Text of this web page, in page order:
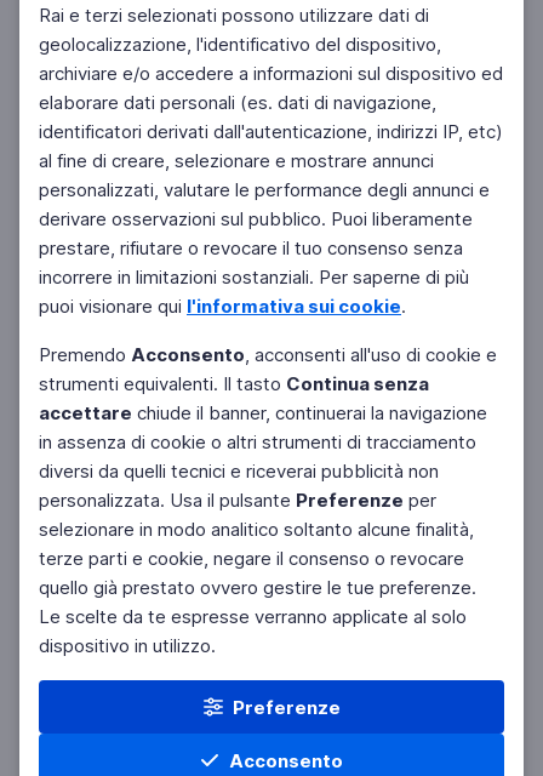
Rai e terzi selezionati possono utilizzare dati di
geolocalizzazione, l'identificativo del dispositivo,
archiviare e/o accedere a informazioni sul dispositivo ed
elaborare dati personali (es. dati di navigazione,
identificatori derivati dall'autenticazione, indirizzi IP, etc)
al fine di creare, selezionare e mostrare annunci
personalizzati, valutare le performance degli annunci e
derivare osservazioni sul pubblico. Puoi liberamente
prestare, rifiutare o revocare il tuo consenso senza
incorrere in limitazioni sostanziali. Per saperne di più
puoi visionare qui l'informativa sui cookie.
Premendo Acconsento, acconsenti all'uso di cookie e
strumenti equivalenti. Il tasto Continua senza
accettare chiude il banner, continuerai la navigazione
in assenza di cookie o altri strumenti di tracciamento
diversi da quelli tecnici e riceverai pubblicità non
personalizzata. Usa il pulsante Preferenze per
selezionare in modo analitico soltanto alcune finalità,
terze parti e cookie, negare il consenso o revocare
quello già prestato ovvero gestire le tue preferenze.
Le scelte da te espresse verranno applicate al solo
dispositivo in utilizzo.
Preferenze
Acconsento
Facebook Twitter Instagram